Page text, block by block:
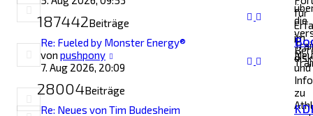
die
für
im
187442Beiträge
Re: Fueled by Monster Energy®
von pushpony
Beitrag
7. Aug 2026, 20:09
und
zu
28004Beiträge
Re: Neues von Tim Budesheim